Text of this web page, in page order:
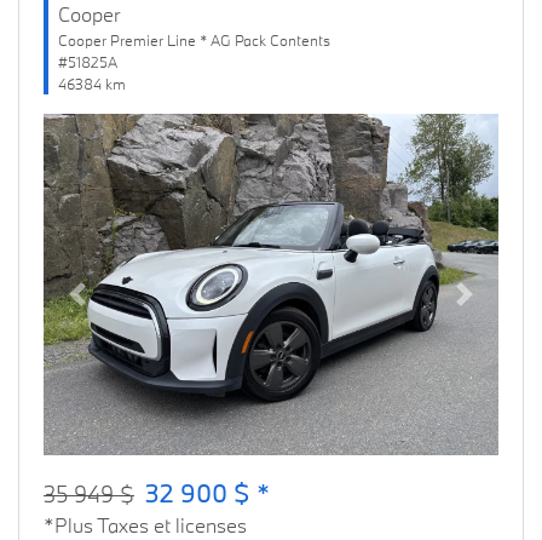
Cooper
Cooper Premier Line * AG Pack Contents
#51825A
46384 km
Previous Next
35 949 $ 32 900 $ *
*Plus Taxes et licenses